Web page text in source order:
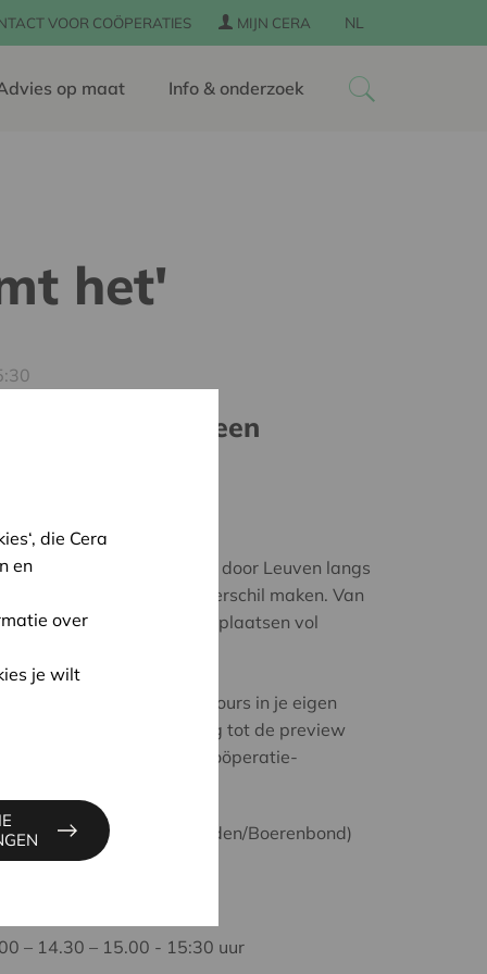
VOOR COÖPERATIES MIJN CERA NL
op maat Info & onderzoek
het'
op stap met een
nemen we je mee door Leuven langs
en -coöperaties het verschil maken. Van
buurtnetwerken en marktplaatsen vol
gids, of verken het parcours in je eigen
je een drankje én toegang tot de preview
, over internationale coöperatie-
40 (Landelijke Gilden/Boerenbond)
– 14.30 – 15.00 - 15:30 uur
die Cera
en
over
je wilt